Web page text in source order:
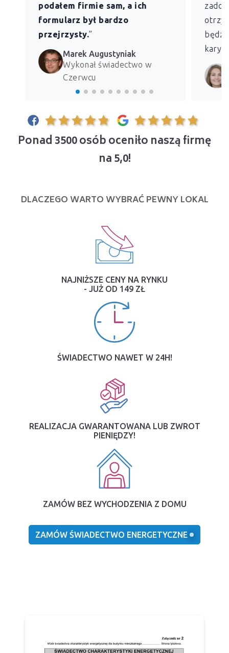
podałem firmie sam, a ich
formularz był bardzo
przejrzysty.”
Marek Augustyniak
Wykonał świadectwo w
Czerwcu
kary
Ponad 3500 osób oceniło naszą firmę
na 5,0!
DLACZEGO WARTO WYBRAĆ PEWNY LOKAL
NAJNIŻSZE CENY NA RYNKU
- JUŻ OD 149 ZŁ
ŚWIADECTWO NAWET W 24H!
REALIZACJA GWARANTOWANA LUB ZWROT
PIENIĘDZY!
ZAMÓW BEZ WYCHODZENIA Z DOMU
ZAMÓW ŚWIADECTWO ENERGETYCZNE